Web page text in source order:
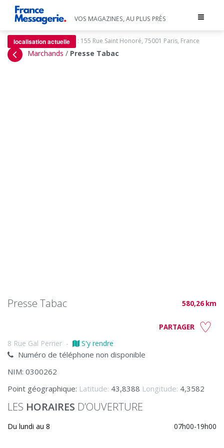
Toggle
VOS MAGAZINES, AU PLUS PRÈS
localisation actuelle : 155 Rue Saint Honoré, 75001 Paris, France
Marchands / Presse Tabac
Presse Tabac 580,26 km
PARTAGER
8 Rue Gal Perrier - S'y rendre
Numéro de téléphone non disponible
NIM: 0300262
Point géographique: Latitude: 43,8388 Longitude: 4,3582
LES HORAIRES D’OUVERTURE
Du lundi au 8 07h00-19h00